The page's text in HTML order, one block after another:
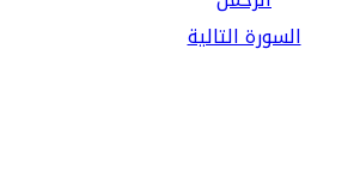
السورة التالية